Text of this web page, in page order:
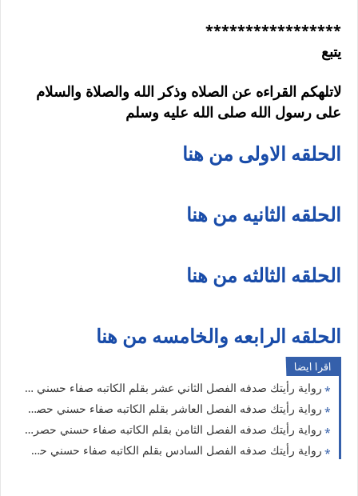
*****************
يتبع
لاتلهكم القراءه عن الصلاه وذكر الله والصلاة والسلام
على رسول الله صلى الله عليه وسلم
الحلقه الاولى من هنا
الحلقه الثانيه من هنا
الحلقه الثالثه من هنا
الحلقه الرابعه والخامسه من هنا
اقرا ايضا
رواية رأيتك صدفه الفصل الثاني عشر بقلم الكاتبه صفاء حسني حصريه وجديده
رواية رأيتك صدفه الفصل العاشر بقلم الكاتبه صفاء حسني حصريه وجديده
رواية رأيتك صدفه الفصل الثامن بقلم الكاتبه صفاء حسني حصريه وجديده
رواية رأيتك صدفه الفصل السادس بقلم الكاتبه صفاء حسني حصريه وجديده